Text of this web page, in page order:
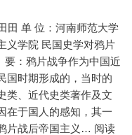
田 单 位：河南师范大学
义学院 民国史学对鸦片
：鸦片战争作为中国近
国时期形成的，当时的
类、近代史类著作及文
在于国人的感知，其一
片战后帝国主义… 阅读